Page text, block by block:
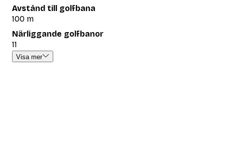
Avstånd till golfbana
100 m
Närliggande golfbanor
11
Visa mer